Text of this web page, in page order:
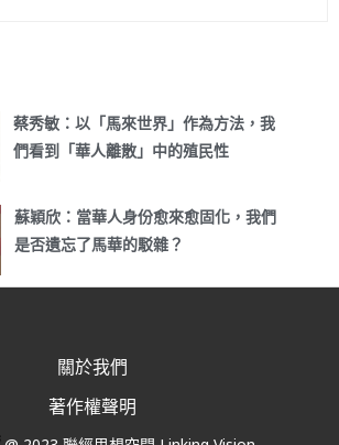
蔡秀敏：以「馬來世界」作為方法，我
們看到「華人離散」中的殖民性
蘇穎欣：當華人身份愈來愈固化，我們
是否遺忘了馬華的駁雜？
關於我們
著作權聲明